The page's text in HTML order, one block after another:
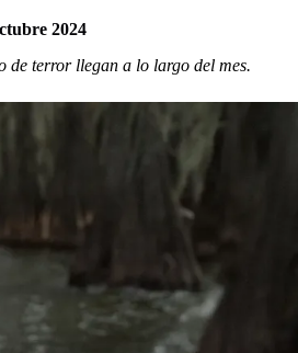
2024
de terror llegan a lo largo del mes.